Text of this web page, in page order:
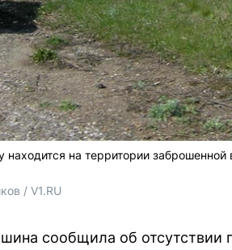
на территории заброшенной
/ V1.RU
сообщила об отсутствии